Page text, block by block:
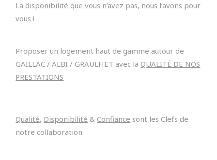
La disponibilité que vous n’avez pas, nous l’avons pour
vous !
Proposer un logement haut de gamme autour de
GAILLAC / ALBI / GRAULHET avec laQUALITÉ DE NOS
PRESTATIONS
Qualité, Disponibilité &Confiance sont les Clefs de
notre collaboration